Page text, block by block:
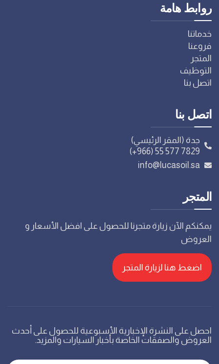
روابط هامة
خدماتنا
فروعنا
المتجر
التوظيف
اتصل بنا
اتصل بنا
جدة (المقر الرئيسي)
(+966) 55 577 7829
info@lucasoil.sa
المتجر
يمكنكم الآن زيارة متجرنا للحصول على افضل الأسعار و
العروض
اضغط هنا لزيارة المتجر
احصل على النشرة الإخبارية الأسبوعية للحصول على أحدث
العروض والصفقات الخاصة بأخبار السيارات والمزيد.